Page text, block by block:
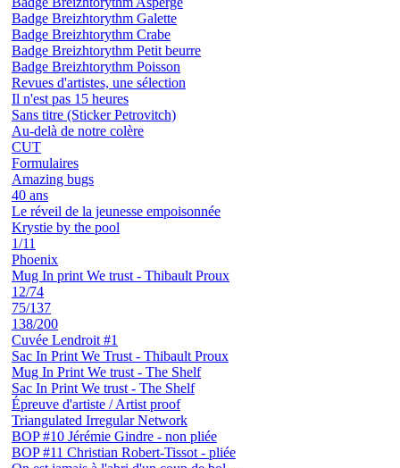
Badge Breizhtorythm Galette
Badge Breizhtorythm Crabe
Badge Breizhtorythm Petit beurre
Badge Breizhtorythm Poisson
Revues d'artistes, une sélection
Il n'est pas 15 heures
Sans titre (Sticker Petrovitch)
Au-delà de notre colère
CUT
Formulaires
Amazing bugs
40 ans
Le réveil de la jeunesse empoisonnée
Krystie by the pool
1/11
Phoenix
Mug In print We trust - Thibault Proux
12/74
75/137
138/200
Cuvée Lendroit #1
Sac In Print We Trust - Thibault Proux
Mug In Print We trust - The Shelf
Sac In Print We trust - The Shelf
Épreuve d'artiste / Artist proof
Triangulated Irregular Network
BOP #10 Jérémie Gindre - non pliée
BOP #11 Christian Robert-Tissot - pliée